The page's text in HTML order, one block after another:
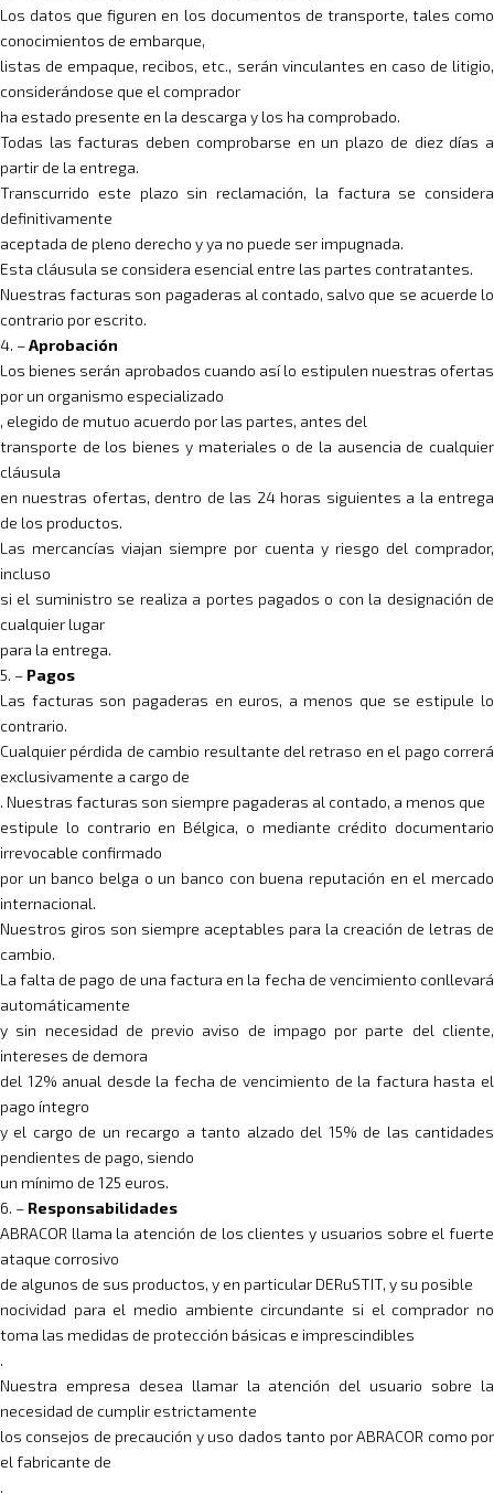
Los datos que figuren en los documentos de transporte, tales como
conocimientos de embarque,
listas de empaque, recibos, etc., serán vinculantes en caso de litigio,
considerándose que el comprador
ha estado presente en la descarga y los ha comprobado.
Todas las facturas deben comprobarse en un plazo de diez días a
partir de la entrega.
Transcurrido este plazo sin reclamación, la factura se considera
definitivamente
aceptada de pleno derecho y ya no puede ser impugnada.
Esta cláusula se considera esencial entre las partes contratantes.
Nuestras facturas son pagaderas al contado, salvo que se acuerde lo
contrario por escrito.
4. –Aprobación
Los bienes serán aprobados cuando así lo estipulen nuestras ofertas
por un organismo especializado
, elegido de mutuo acuerdo por las partes, antes del
transporte de los bienes y materiales o de la ausencia de cualquier
cláusula
en nuestras ofertas, dentro de las 24 horas siguientes a la entrega
de los productos.
Las mercancías viajan siempre por cuenta y riesgo del comprador,
incluso
si el suministro se realiza a portes pagados o con la designación de
cualquier lugar
para la entrega.
5. – Pagos
Las facturas son pagaderas en euros, a menos que se estipule lo
contrario.
Cualquier pérdida de cambio resultante del retraso en el pago correrá
exclusivamente a cargo de
. Nuestras facturas son siempre pagaderas al contado, a menos que
estipule lo contrario en Bélgica, o mediante crédito documentario
irrevocable confirmado
por un banco belga o un banco con buena reputación en el mercado
internacional.
Nuestros giros son siempre aceptables para la creación de letras de
cambio.
La falta de pago de una factura en la fecha de vencimiento conllevará
automáticamente
y sin necesidad de previo aviso de impago por parte del cliente,
intereses de demora
del 12% anual desde la fecha de vencimiento de la factura hasta el
pago íntegro
y el cargo de un recargo a tanto alzado del 15% de las cantidades
pendientes de pago, siendo
un mínimo de 125 euros.
6. –Responsabilidades
ABRACOR llama la atención de los clientes y usuarios sobre el fuerte
ataque corrosivo
de algunos de sus productos, y en particular DERuSTIT, y su posible
nocividad para el medio ambiente circundante si el comprador no
toma las medidas de protección básicas e imprescindibles
.
Nuestra empresa desea llamar la atención del usuario sobre la
necesidad de cumplir estrictamente
los consejos de precaución y uso dados tanto por ABRACOR como por
el fabricante de
.